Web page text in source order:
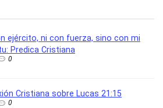
ejército, ni con fuerza, sino con mi
Predica Cristiana
0
Cristiana sobre Lucas 21:15
0